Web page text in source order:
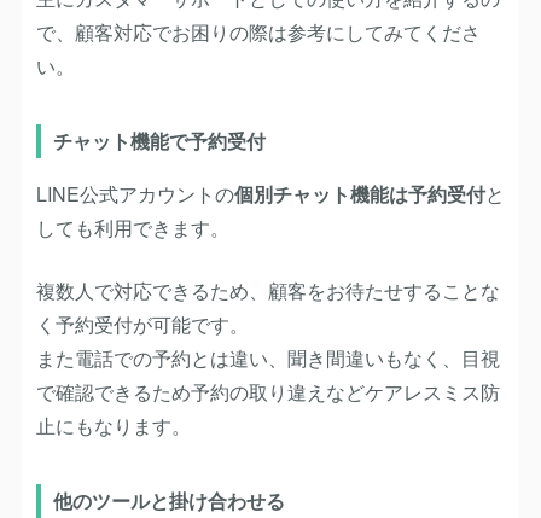
で、顧客対応でお困りの際は参考にしてみてくださ
い。
チャット機能で予約受付
LINE公式アカウントの個別チャット機能は予約受付と
しても利用できます。
複数人で対応できるため、顧客をお待たせすることな
く予約受付が可能です。
また電話での予約とは違い、聞き間違いもなく、目視
で確認できるため予約の取り違えなどケアレスミス防
止にもなります。
他のツールと掛け合わせる